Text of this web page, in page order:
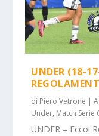
NAPOLI – TRE
“SVINCOL...
SAVOIA –
UNDER (18-
di Piero Vetrone |
Under, Match Serie
UNDER – Eccoi